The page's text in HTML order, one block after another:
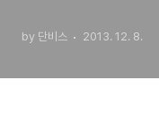
by 단비스 2013. 12. 8.